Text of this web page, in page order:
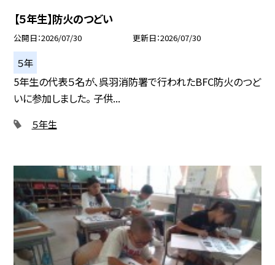
【５年生】防火のつどい
公開日 2026/07/30 更新日 2026/07/30
５年
5年生の代表５名が、呉羽消防署で行われたBFC防火のつど
いに参加しました。 子供...
５年生